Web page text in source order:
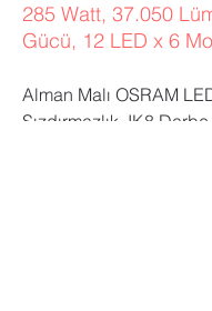
285 Watt, 37.050
Gücü, 12 LED x 6
Alman Malı OSRAM
Sızdırmazlık, IK8 Darbe